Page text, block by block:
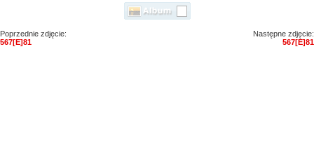
Poprzednie zdjęcie:
567[E]81
Następne zdjęcie:
567[E]81